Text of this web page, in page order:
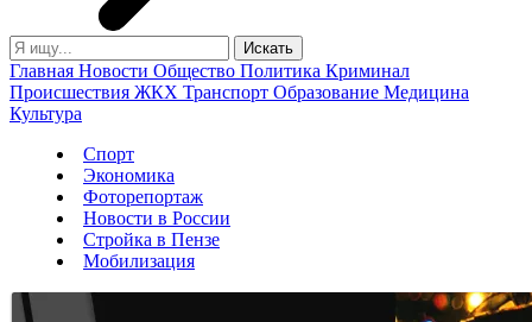
Главная Новости Общество Политика Криминал
Происшествия ЖКХ Транспорт Образование Медицина
Культура
Спорт
Экономика
Фоторепортаж
Новости в России
Стройка в Пензе
Мобилизация